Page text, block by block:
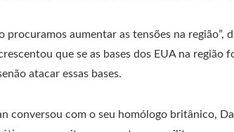
procuramos aumentar as tensões na região”,
que se as bases dos EUA na região
atacar essas bases.
conversou com o seu homólogo britânico,